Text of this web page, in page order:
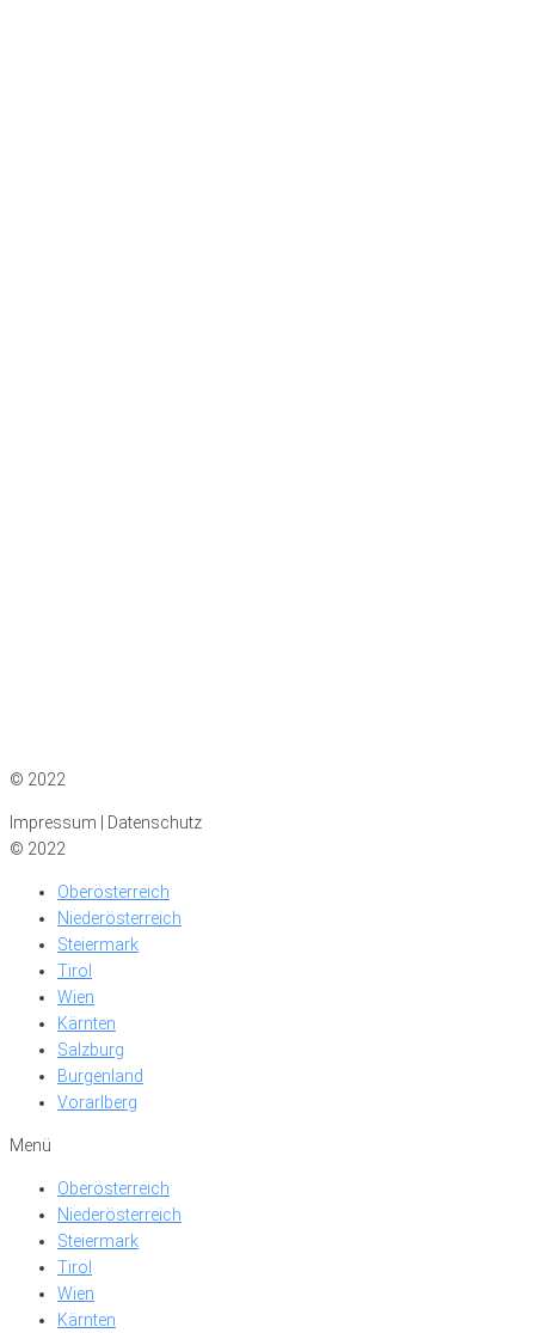
© 2022
Impressum | Datenschutz
© 2022
Oberösterreich
Niederösterreich
Steiermark
Tirol
Wien
Kärnten
Salzburg
Burgenland
Vorarlberg
Menü
Oberösterreich
Niederösterreich
Steiermark
Tirol
Wien
Kärnten